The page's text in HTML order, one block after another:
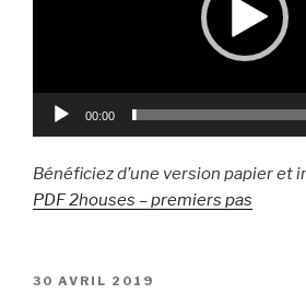
00:00
Bénéficiez d’une version papier et
PDF 2houses – premiers pas
PUBLIÉ
30 AVRIL 2019